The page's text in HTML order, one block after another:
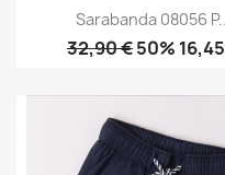
Sarabanda 08056
32,90 €50%